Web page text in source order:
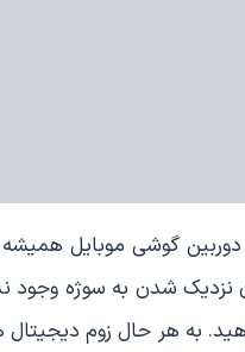
گوشی موبایل
نزدیک شدن به سوژه وجود
به هر حال زوم دیجیتال